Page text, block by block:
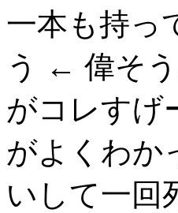
一本も持っ
う ← 偉そ
がコレすげ
がよくわか
いして一回